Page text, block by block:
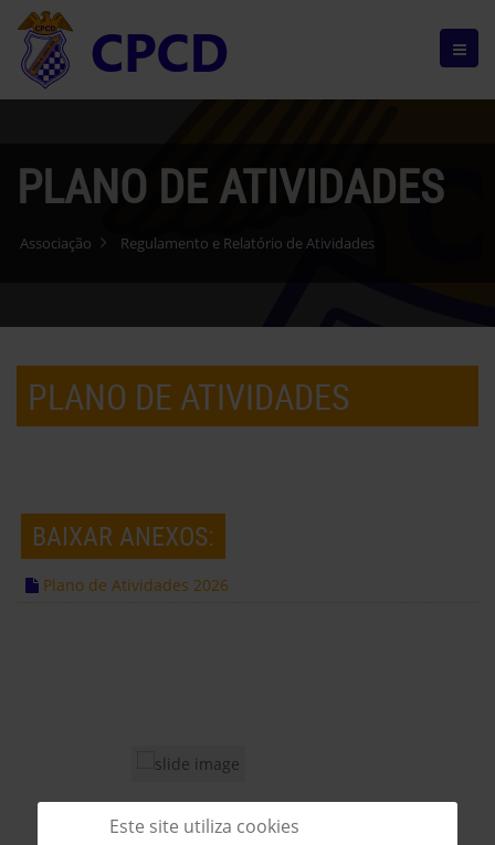
PLANO DE ATIVIDADES
Associação Regulamento e Relatório de Atividades
PLANO DE ATIVIDADES
BAIXAR ANEXOS:
Plano de Atividades 2026
Este site utiliza cookies